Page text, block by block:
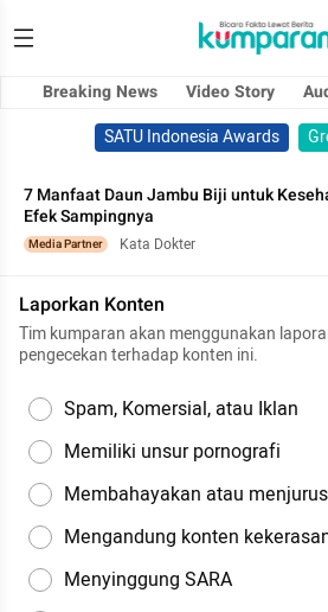
Breaking News Video Story
SATU Indonesia Awards
7 Manfaat Daun Jambu Biji untuk
Efek Sampingnya
Media Partner Kata Dokter
Laporkan Konten
Tim kumparan akan menggunakan
pengecekan terhadap konten ini.
Spam, Komersial, atau Iklan
Memiliki unsur pornografi
Membahayakan atau
Mengandung konten
Menyinggung SARA